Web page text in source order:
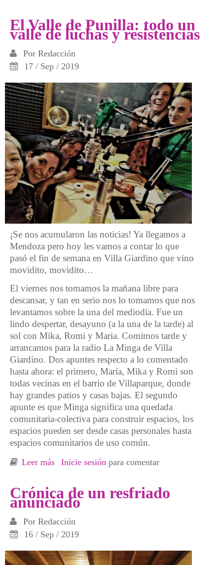
El Valle de Punilla: todo un
valle de luchas y resistencias
Por Redacción
17 / Sep / 2019
¡Se nos acumularon las noticias! Ya llegamos a
Mendoza pero hoy les vamos a contar lo que
pasó el fin de semana en Villa Giardino que vino
movidito, movidito…
El viernes nos tomamos la mañana libre para
descansar, y tan en serio nos lo tomamos que nos
levantamos sobre la una del mediodía. Fue un
lindo despertar, desayuno (a la una de la tarde) al
sol con Mika, Romi y Maria. Comimos tarde y
arrancamos para la radio La Minga de Villa
Giardino. Dos apuntes respecto a lo comentado
hasta ahora: el primero, María, Mika y Romi son
todas vecinas en el barrio de Villaparque, donde
hay grandes patios y casas bajas. El segundo
apunte es que Minga significa una quedada
comunitaria-colectiva para construir espacios, los
espacios pueden ser desde casas personales hasta
espacios comunitarios de uso común.
Leer más sobre El Valle de Punilla: todo un valle de
Inicie sesión para comentar
Crónica de un resfriado
anunciado
Por Redacción
16 / Sep / 2019